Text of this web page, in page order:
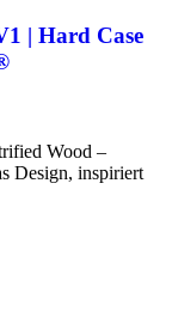
| Hard Case
Wood –
Design, inspiriert